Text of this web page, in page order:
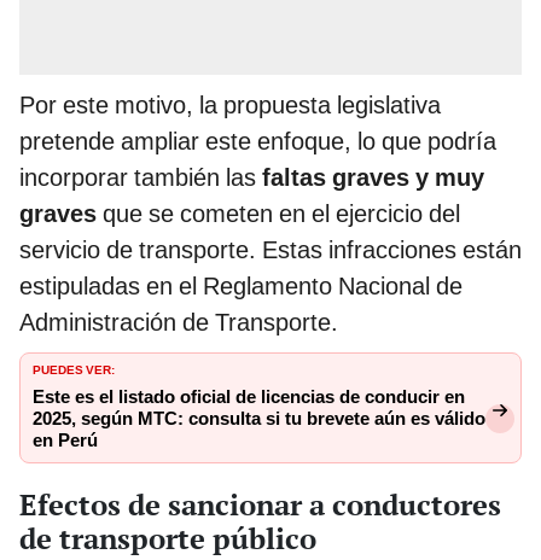
Por este motivo, la propuesta legislativa
pretende ampliar este enfoque, lo que podría
incorporar también las faltas graves y muy
graves que se cometen en el ejercicio del
servicio de transporte. Estas infracciones están
estipuladas en el Reglamento Nacional de
Administración de Transporte.
PUEDES VER:
Este es el listado oficial de licencias de conducir en
2025, según MTC: consulta si tu brevete aún es válido
en Perú
Efectos de sancionar a conductores
de transporte público